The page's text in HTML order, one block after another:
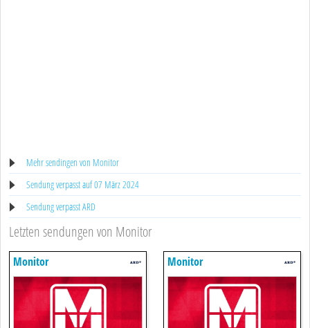
Mehr sendingen von Monitor
Sendung verpasst auf 07 März 2024
Sendung verpasst ARD
Letzten sendungen von Monitor
Monitor Monitor